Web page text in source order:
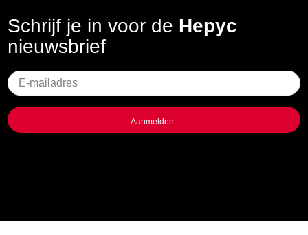
Schrijf je in voor de Hepyc
nieuwsbrief
Geen
titel